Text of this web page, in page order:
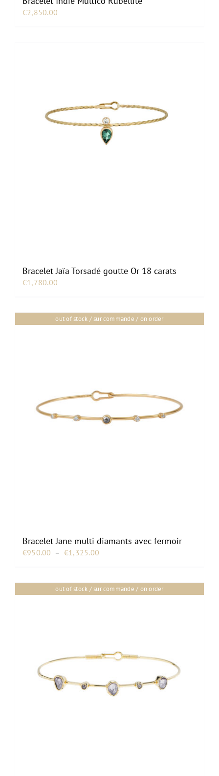
€2,850.00
Bracelet Jaïa Torsadé goutte Or 18 carats
€1,780.00
out of stock / sur commande / on order
Bracelet Jane multi diamants avec fermoir
€950.00 – €1,325.00
€950.00
out of stock / sur commande / on order